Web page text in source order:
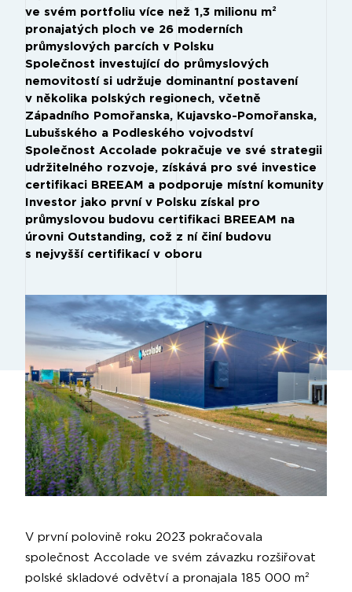
ve svém portfoliu více než 1,3 milionu m²
pronajatých ploch ve 26 moderních
průmyslových parcích v Polsku
Společnost investující do průmyslových
nemovitostí si udržuje dominantní postavení
v několika polských regionech, včetně
Západního Pomořanska, Kujavsko-Pomořanska,
Lubušského a Podleského vojvodství
Společnost Accolade pokračuje ve své strategii
udržitelného rozvoje, získává pro své investice
certifikaci BREEAM a podporuje místní komunity
Investor jako první v Polsku získal pro
průmyslovou budovu certifikaci BREEAM na
úrovni Outstanding, což z ní činí budovu
s nejvyšší certifikací v oboru
V první polovině roku 2023 pokračovala
společnost Accolade ve svém závazku rozšiřovat
polské skladové odvětví a pronajala 185 000 m²